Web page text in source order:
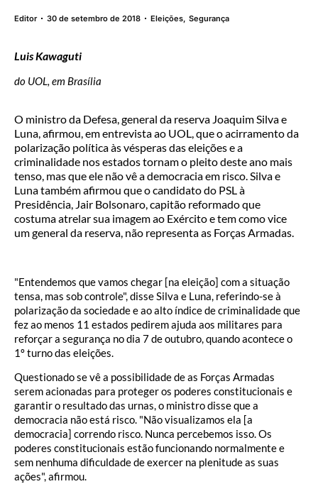
Editor 30 de setembro de 2018 Eleições,Segurança
Luis Kawaguti
do UOL, em Brasília
O ministro da Defesa, general da reserva Joaquim Silva e
Luna, afirmou, em entrevista ao UOL, que o acirramento da
polarização política às vésperas das eleições e a
criminalidade nos estados tornam o pleito deste ano mais
tenso, mas que ele não vê a democracia em risco. Silva e
Luna também afirmou que o candidato do PSL à
Presidência, Jair Bolsonaro, capitão reformado que
costuma atrelar sua imagem ao Exército e tem como vice
um general da reserva, não representa as Forças Armadas.
"Entendemos que vamos chegar [na eleição] com a situação
tensa, mas sob controle", disse Silva e Luna, referindo-se à
polarização da sociedade e ao alto índice de criminalidade que
fez ao menos 11 estados pedirem ajuda aos militares para
reforçar a segurança no dia 7 de outubro, quando acontece o
1º turno das eleições.
Questionado se vê a possibilidade de as Forças Armadas
serem acionadas para proteger os poderes constitucionais e
garantir o resultado das urnas, o ministro disse que a
democracia não está risco. "Não visualizamos ela [a
democracia] correndo risco. Nunca percebemos isso. Os
poderes constitucionais estão funcionando normalmente e
sem nenhuma dificuldade de exercer na plenitude as suas
ações", afirmou.